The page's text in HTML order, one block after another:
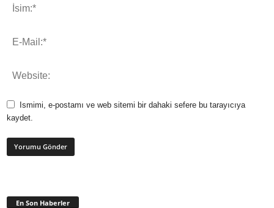
Ismimi, e-postamı ve web sitemi bir dahaki sefere bu tarayıcıya
kaydet.
En Son Haberler